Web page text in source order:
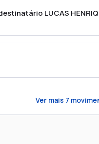
LUCAS
Ver mais 7